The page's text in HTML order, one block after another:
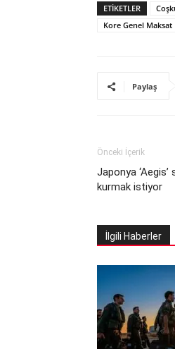
ETIKETLER
Kore Genel
Paylaş
Önceki İçerik
Japonya
kurmak istiyor
İlgili Haberler